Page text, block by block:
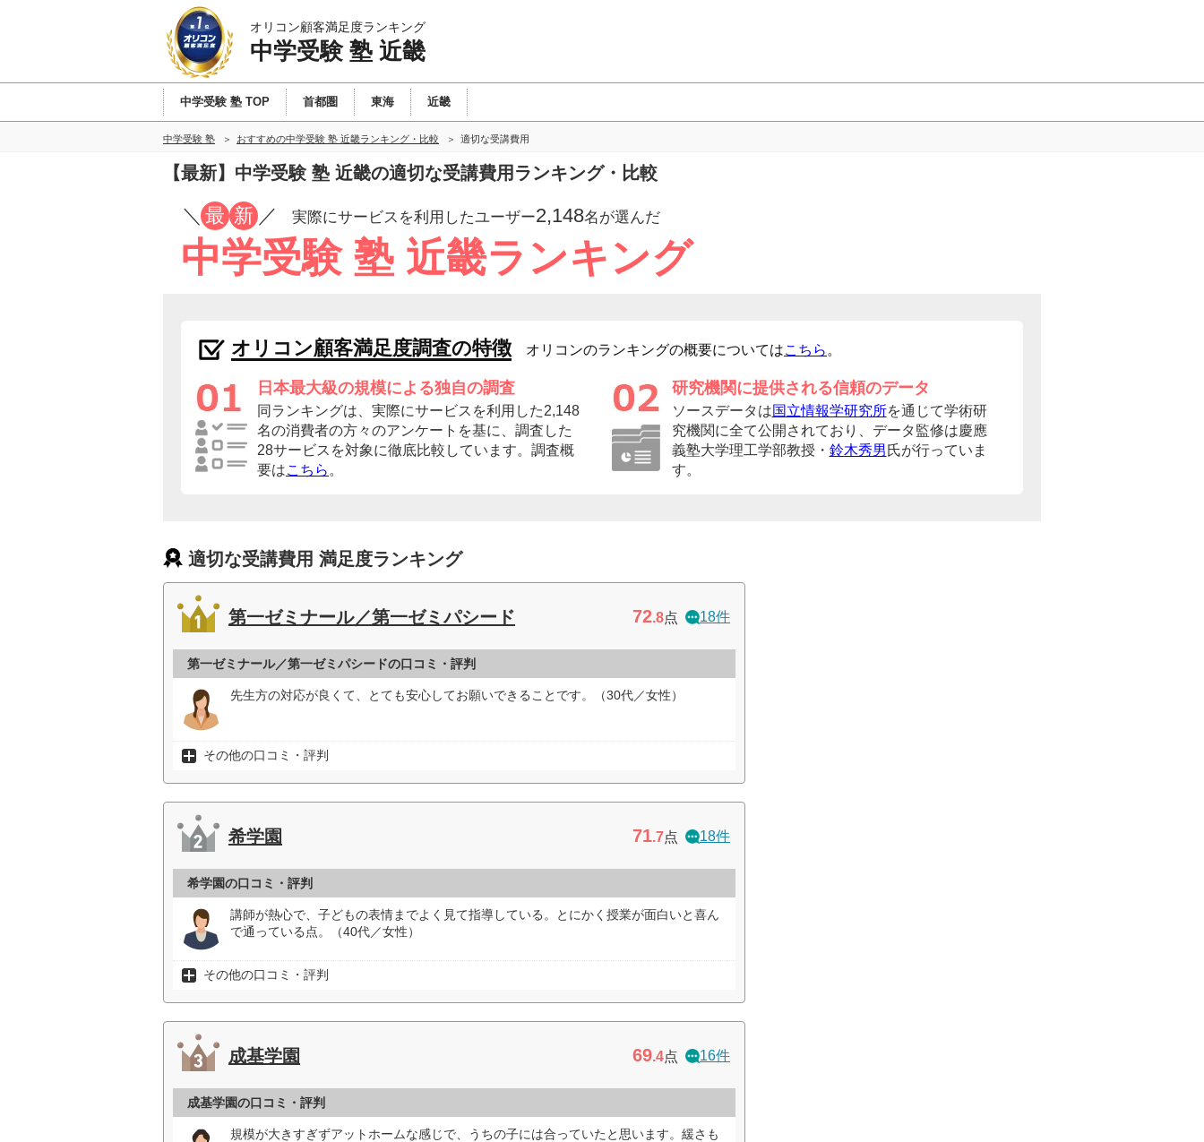
オリコン顧客満足度ランキング
中学受験 塾 近畿
中学受験 塾 TOP 首都圏 東海 近畿
中学受験 塾 おすすめの中学受験 塾 近畿ランキング・比較 適切な受講費用
【最新】中学受験 塾 近畿の適切な受講費用ランキング・比較
／ 最 新 ／ 実際にサービスを利用したユーザー2,148名が選んだ
中学受験 塾 近畿ランキング
オリコン顧客満足度調査の特徴 オリコンのランキングの概要についてはこちら 。
日本最大級の規模による独自の調査
同ランキングは、実際にサービスを利用した2,148
名の消費者の方々のアンケートを基に、調査した
28サービスを対象に徹底比較しています。調査概
要はこちら 。
研究機関に提供される信頼のデータ
ソースデータは国立情報学研究所を通じて学術研
究機関に全て公開されており、データ監修は慶應
義塾大学理工学部教授・ 鈴木秀男 氏が行っていま
す。
適切な受講費用 満足度ランキング
第一ゼミナール／第一ゼミパシード 72.8点 18件
第一ゼミナール／第一ゼミパシードの口コミ・評判
先生方の対応が良くて、とても安心してお願いできることです。（30代／女性）
その他の口コミ・評判
希学園 71.7点 18件
希学園の口コミ・評判
講師が熱心で、子どもの表情までよく見て指導している。とにかく授業が面白いと喜ん
で通っている点。（40代／女性）
その他の口コミ・評判
成基学園 69.4点 16件
成基学園の口コミ・評判
規模が大きすぎずアットホームな感じで、うちの子には合っていたと思います。緩さも